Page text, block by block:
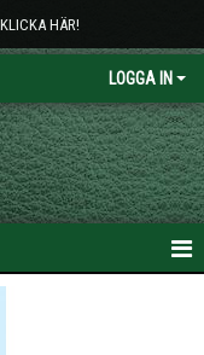
HÄR!
LOGGA IN